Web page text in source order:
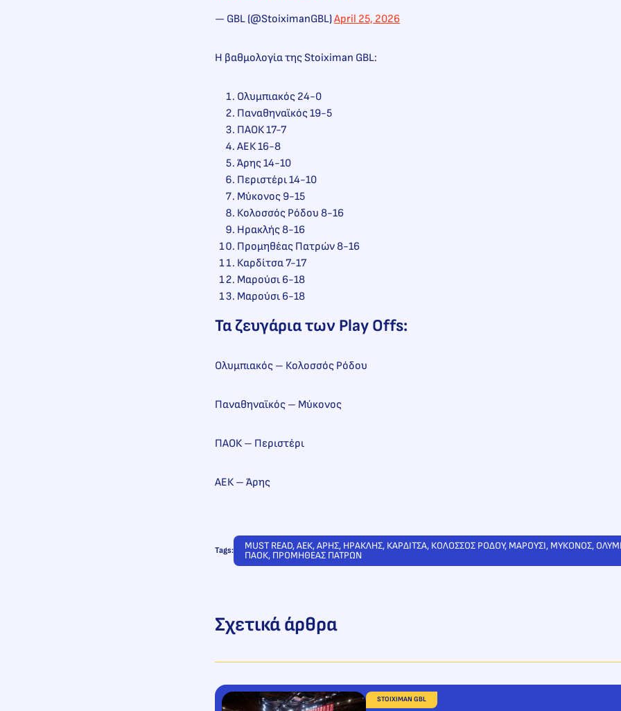
— GBL (@StoiximanGBL)April 25, 2026
Η βαθμολογία της Stoiximan GBL:
Ολυμπιακός 24-0
Παναθηναϊκός 19-5
ΠΑΟΚ 17-7
ΑΕΚ 16-8
Άρης 14-10
Περιστέρι 14-10
Μύκονος 9-15
Κολοσσός Ρόδου 8-16
Ηρακλής 8-16
Προμηθέας Πατρών 8-16
Καρδίτσα 7-17
Μαρούσι 6-18
Μαρούσι 6-18
Τα ζευγάρια των Play Offs:
Ολυμπιακός – Κολοσσός Ρόδου
Παναθηναϊκός – Μύκονος
ΠΑΟΚ – Περιστέρι
ΑΕΚ – Άρης
Tags: MUST READ, ΑΕΚ, ΑΡΗΣ, ΗΡΑΚΛΗΣ, ΚΑΡΔΙΤΣΑ, ΚΟΛΟΣΣΟΣ ΡΟΔΟΥ, ΜΑΡΟΥΣΙ, ΜΥΚΟΝΟΣ,
ΠΑΟΚ, ΠΡΟΜΗΘΕΑΣ ΠΑΤΡΩΝ
Σχετικά άρθρα
STOIXIMAN GBL